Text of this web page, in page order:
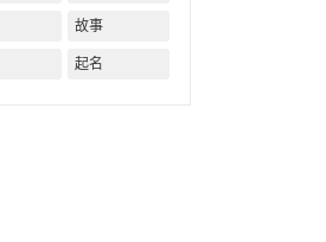
故事
起名